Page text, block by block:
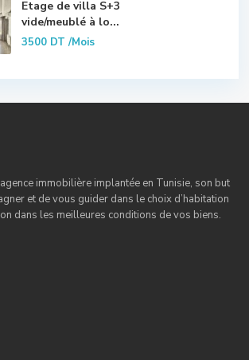
Etage de villa S+3
vide/meublé à lo...
3500 DT/Mois
immobilière implantée en Tunisie, son but
et de vous guider dans le choix d’habitation
dans les meilleures conditions de vos biens.